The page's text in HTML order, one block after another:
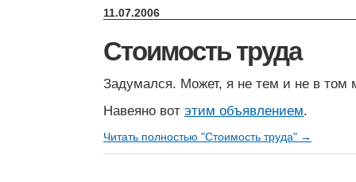
11.07.2006
Стоимость труда
Задумался. Может, я не тем и не в
Навеяно вот этим объявлением.
Читать полностью "Стоимость труда" →